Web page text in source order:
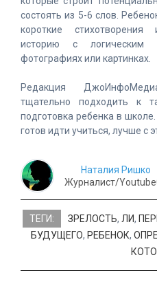
состоять из 5-6 слов.
короткие
историю с логическим
фотографиях или картинках.
Редакция
тщательно подходить к
подготовка ребенка в
готов идти учиться, лучше с
Наталия Ришко
Журналист/
ТЕГИ: ЗРЕЛОСТЬ, ЛИ,
БУДУЩЕГО, РЕБЕНОК,